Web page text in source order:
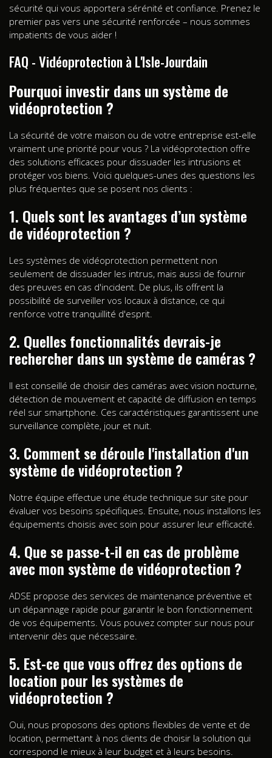
sécurité qui vous apportera sérénité et confiance. Prenez le
premier pas vers une sécurité renforcée – nous sommes
impatients de vous aider !
FAQ - Vidéoprotection à L'Isle-Jourdain
Pourquoi investir dans un système de
vidéoprotection ?
La sécurité de votre maison ou de votre entreprise est-elle
vraiment une priorité pour vous ? La vidéoprotection offre
des solutions efficaces pour dissuader les intrusions et
protéger vos biens. Voici quelques-unes des questions les
plus fréquentes que se posent nos clients :
1. Quels sont les avantages d’un système
de vidéoprotection ?
Les systèmes de vidéoprotection permettent non
seulement de dissuader les intrus, mais aussi de fournir
des preuves en cas d'incident. De plus, ils offrent la
possibilité de surveiller vos locaux à distance, ce qui
renforce votre tranquillité d'esprit.
2. Quelles fonctionnalités devrais-je
rechercher dans un système de caméras ?
Il est conseillé de choisir des caméras avec vision nocturne,
détection de mouvement et capacité de diffusion en temps
réel sur smartphone. Ces caractéristiques garantissent une
surveillance complète, jour et nuit.
3. Comment se déroule l'installation d'un
système de vidéoprotection ?
Notre équipe effectue une étude technique sur site pour
évaluer vos besoins spécifiques. Ensuite, nous installons les
équipements choisis avec soin pour assurer leur efficacité.
4. Que se passe-t-il en cas de problème
avec mon système de vidéoprotection ?
ADSE propose des services de maintenance préventive et
un dépannage rapide pour garantir le bon fonctionnement
de vos équipements. Vous pouvez compter sur nous pour
intervenir dès que nécessaire.
5. Est-ce que vous offrez des options de
location pour les systèmes de
vidéoprotection ?
Oui, nous proposons des options flexibles de vente et de
location, permettant à nos clients de choisir la solution qui
correspond le mieux à leur budget et à leurs besoins.